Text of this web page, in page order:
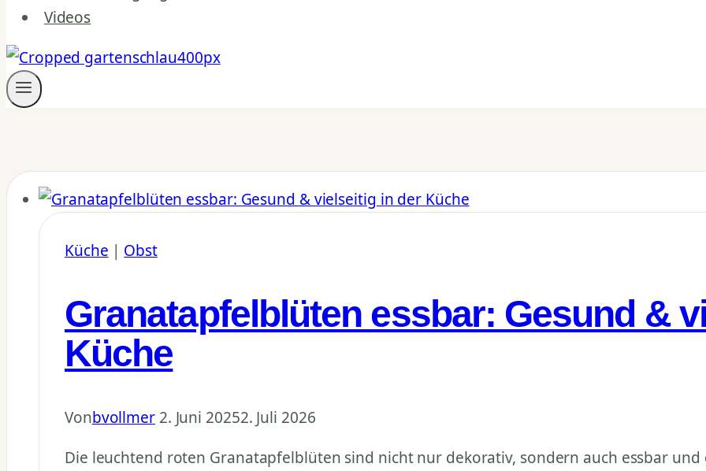
Videos
Küche | Obst
Granatapfelblüten essbar: Gesund &
Küche
Vonbvollmer 2. Juni 20252. Juli 2026
Die leuchtend roten Granatapfelblüten sind nicht nur dekorativ, sondern auch essbar und